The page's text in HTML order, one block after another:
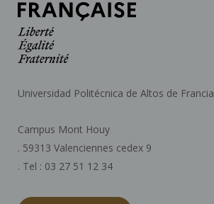
Universidad Politécnica de Altos de Francia
Campus Mont Houy
. 59313 Valenciennes cedex 9
. Tel : 03 27 51 12 34